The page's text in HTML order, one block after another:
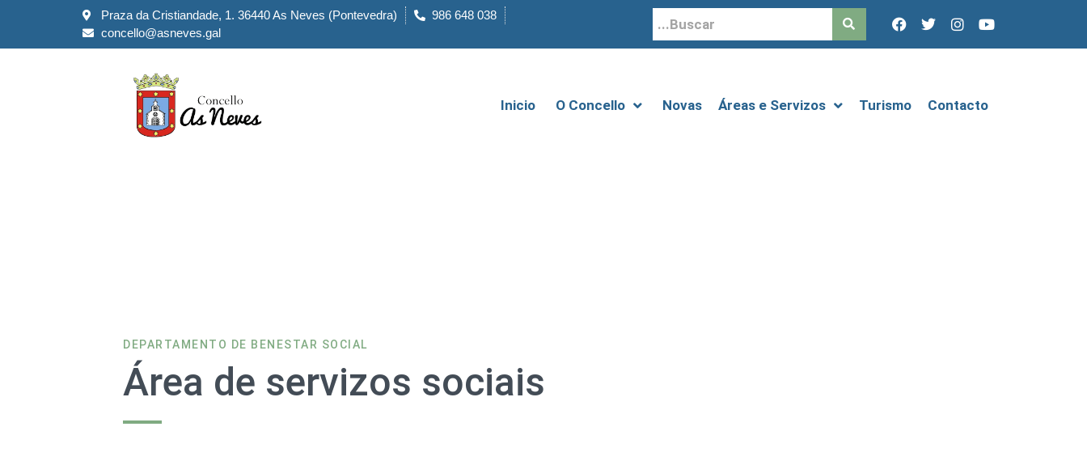
Praza da Cristiandade, 1. 36440 As Neves (Pontevedra)
986 648 038
concello@asneves.gal
Inicio O Concello Novas Áreas e Servizos Turismo Contacto
DEPARTAMENTO DE BENESTAR SOCIAL
Área de servizos sociais